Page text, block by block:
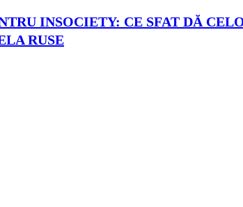
INSOCIETY: CE SFAT DĂ
RUSE